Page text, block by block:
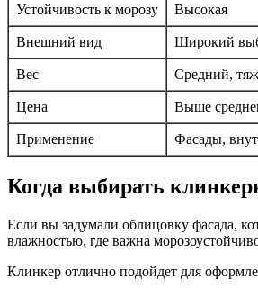
Устойчивость к морозу Высокая
Внешний вид Широкий
Вес Средний,
Цена Выше
Применение Фасады,
Когда выбирать
Если вы задумали облицовку фасада,
влажностью, где важна
Клинкер отлично подойдет для